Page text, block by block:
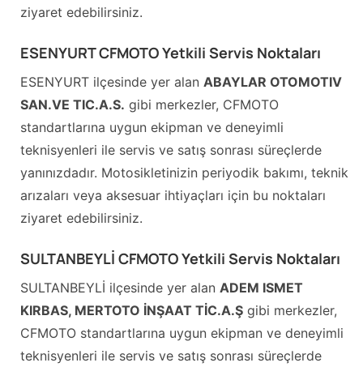
ziyaret edebilirsiniz.
ESENYURT CFMOTO Yetkili Servis Noktaları
ESENYURT ilçesinde yer alan ABAYLAR OTOMOTIV
SAN.VE TIC.A.S. gibi merkezler, CFMOTO
standartlarına uygun ekipman ve deneyimli
teknisyenleri ile servis ve satış sonrası süreçlerde
yanınızdadır. Motosikletinizin periyodik bakımı, teknik
arızaları veya aksesuar ihtiyaçları için bu noktaları
ziyaret edebilirsiniz.
SULTANBEYLİ CFMOTO Yetkili Servis Noktaları
SULTANBEYLİ ilçesinde yer alan ADEM ISMET
KIRBAS, MERTOTO İNŞAAT TİC.A.Ş gibi merkezler,
CFMOTO standartlarına uygun ekipman ve deneyimli
teknisyenleri ile servis ve satış sonrası süreçlerde